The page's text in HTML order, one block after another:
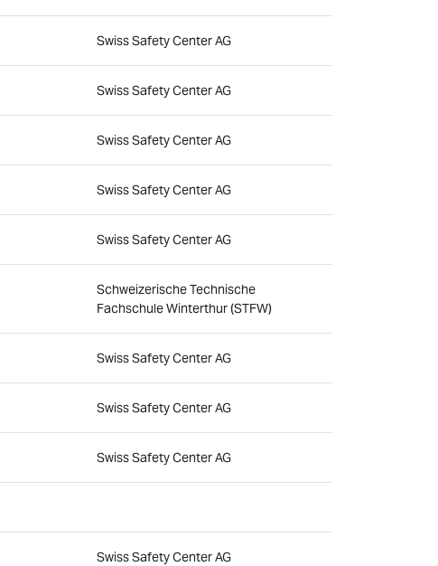
Swiss Safety Center AG
Swiss Safety Center AG
Swiss Safety Center AG
Swiss Safety Center AG
Swiss Safety Center AG
Schweizerische Technische
Fachschule Winterthur (STFW)
Swiss Safety Center AG
Swiss Safety Center AG
Swiss Safety Center AG
Swiss Safety Center AG